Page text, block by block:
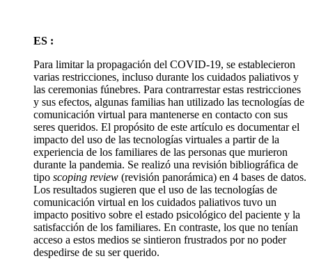
ES :
Para limitar la propagación del COVID-19, se establecieron
varias restricciones, incluso durante los cuidados paliativos y
las ceremonias fúnebres. Para contrarrestar estas restricciones
y sus efectos, algunas familias han utilizado las tecnologías de
comunicación virtual para mantenerse en contacto con sus
seres queridos. El propósito de este artículo es documentar el
impacto del uso de las tecnologías virtuales a partir de la
experiencia de los familiares de las personas que murieron
durante la pandemia. Se realizó una revisión bibliográfica de
tipo scoping review (revisión panorámica) en 4 bases de datos.
Los resultados sugieren que el uso de las tecnologías de
comunicación virtual en los cuidados paliativos tuvo un
impacto positivo sobre el estado psicológico del paciente y la
satisfacción de los familiares. En contraste, los que no tenían
acceso a estos medios se sintieron frustrados por no poder
despedirse de su ser querido.